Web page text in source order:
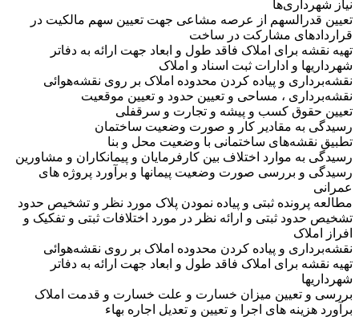
نیاز شهرداری‌ها
تعیین قدرالسهم از عرصه مشاعی جهت تعیین سهم مالکیت در
قراردادهای مشارکت در ساخت
تهیه نقشه برای املاک فاقد طول و ابعاد جهت ارائه به دفاتر
شهرداریها و ادارات ثبت اسناد و املاک
نقشه‌برداری و پیاده کردن محدوده املاک بر روی نقشه‌هوائی
نقشه‌برداری ، مساحی و تعیین حدود و تعیین موقعیت
تعیین حقوق کسب و پیشه و تجارت و سرقفلی
رسیدگی به مقادیر کار و صورت وضعیت ساختمان
تطبیق نقشه‌های ساختمانی با وضعیت محل و بنا
رسیدگی به موارد اختلاف بین کارفرمایان و پیمانکاران و مشاورین
رسیدگی و بررسی صورت وضعیت پیمانها و برآورد پروژه های
عمرانی
مطالعه پرونده ثبتی و پیاده نمودن پلاک مورد نظر و تشخیص حدود
تشخیص حدود ثبتی و ارائه نظر در مورد اختلافات ثبتی و تفکیک و
افراز املاک
نقشه‌برداری و پیاده کردن محدوده املاک بر روی نقشه‌هوائی
تهیه نقشه برای املاک فاقد طول و ابعاد جهت ارائه به دفاتر
شهرداریها
بررسی و تعیین میزان خسارت و علت خسارت و قدمت املاک
برآورد هزینه های اجرا و تعیین و تعدیل اجاره بهاء